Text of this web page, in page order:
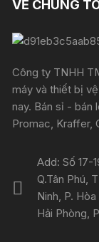
VỀ CHÚNG
Công ty TNHH
máy và thiết bị
nay. Bán sỉ - bán
Promac, Kraffer,
Add: Số 17-
Q.Tân Phú,
Ninh, P.
Hải Phòng,